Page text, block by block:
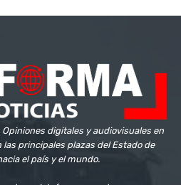
digitales y audiovisuales en
principales plazas del Estado de
el país y el mundo.